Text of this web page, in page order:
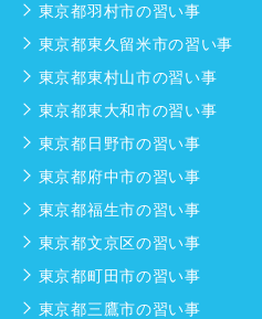
東京都羽村市の習い事
東京都東久留米市の習い事
東京都東村山市の習い事
東京都東大和市の習い事
東京都日野市の習い事
東京都府中市の習い事
東京都福生市の習い事
東京都文京区の習い事
東京都町田市の習い事
東京都三鷹市の習い事